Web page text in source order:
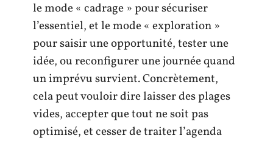
le mode « cadrage » pour sécuriser
l’essentiel, et le mode « exploration »
pour saisir une opportunité, tester une
idée, ou reconfigurer une journée quand
un imprévu survient. Concrètement,
cela peut vouloir dire laisser des plages
vides, accepter que tout ne soit pas
optimisé, et cesser de traiter l’agenda